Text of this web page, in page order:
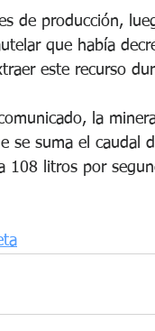
de producción,
que había
este recurso
la
se suma el caudal
108 litros por